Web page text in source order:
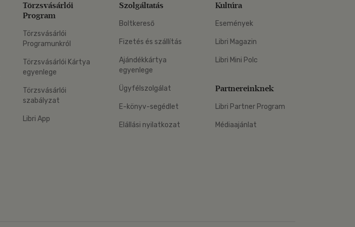
Törzsvásárlói
Program
Törzsvásárlói
Programunkról
Törzsvásárlói Kártya
egyenlege
Törzsvásárlói
szabályzat
Libri App
Szolgáltatás
Boltkereső
Fizetés és szállítás
Ajándékkártya
egyenlege
Ügyfélszolgálat
E-könyv-segédlet
Elállási nyilatkozat
Kultúra
Események
Libri Magazin
Libri Mini Polc
Partnereinknek
Libri Partner Program
Médiaajánlat